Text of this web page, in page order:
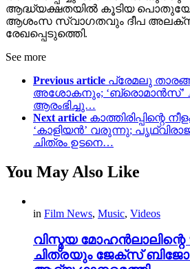
ആദ്ധ്യക്ഷതയിൽ കൂടിയ
ആശംസ സ്വാഗതവും ദീപ അലക്സ്
രേഖപ്പെടുത്തിെ.
See more
Previous article പ്രേമലു
അശോകനും; ‘ബ്രൊമാൻസ്’
ആരംഭിച്ചു…
Next article കാത്തിരിപ്പിന്റെ
‘കാളിയൻ’ വരുന്നു;
ചിത്രം ഉടനെ…
You May Also Like
in Film News, Music, Videos
വിസ്മയ മോഹൻലാലിന്റെ
ചിത്രയും ജേക്സ്